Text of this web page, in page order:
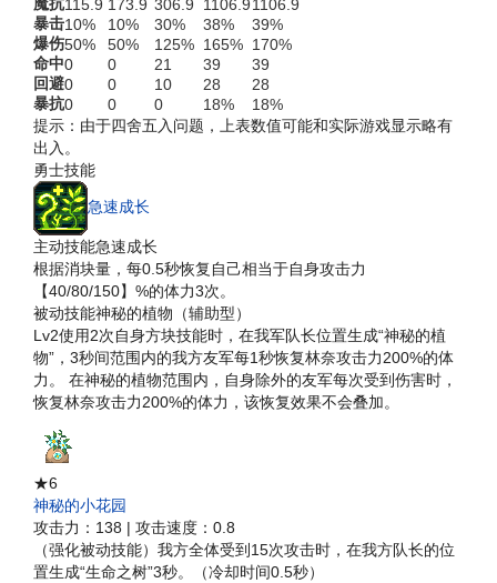
115.9 173.9 306.9 1106.91106.9
暴击10% 10% 30% 38%
39%
爆伤50% 50% 125% 165% 170%
命中0 0 21 39
39
回避0 0 10 28
28
暴抗0 0 0 18%
18%
提示：由于四舍五入问题，上表数值可能和实际游戏显示略有
出入。
勇士技能
急速成长
主动技能急速成长
根据消块量，每0.5秒恢复自己相当于自身攻击力
【40/80/150】%的体力3次。
被动技能神秘的植物（辅助型）
Lv2使用2次自身方块技能时，在我军队长位置生成“神秘的植
物”，3秒间范围内的我方友军每1秒恢复林奈攻击力200%的体
力。 在神秘的植物范围内，自身除外的友军每次受到伤害时，
恢复林奈攻击力200%的体力，该恢复效果不会叠加。
★6
神秘的小花园
攻击力：138 | 攻击速度：0.8
（强化被动技能）我方全体受到15次攻击时，在我方队长的位
置生成“生命之树”3秒。（冷却时间0.5秒）